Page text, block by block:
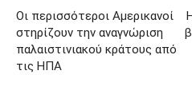
Οι περισσότεροι Αμερικανοί
στηρίζουν την αναγνώριση
παλαιστινιακού κράτους από
τις ΗΠΑ